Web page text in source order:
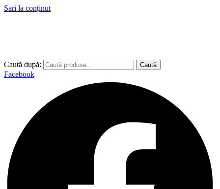
Sari la conținut
Caută după: Caută
Facebook